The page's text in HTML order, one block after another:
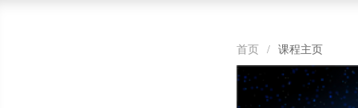
首页 / 课程主页